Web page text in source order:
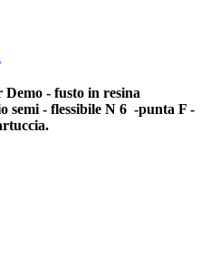
- fusto in resina
semi - flessibile N 6 -punta F -